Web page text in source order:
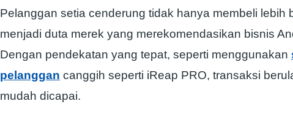
Pelanggan setia cenderung tidak hanya membeli lebih
menjadi duta merek yang merekomendasikan bisnis
Dengan pendekatan yang tepat, seperti menggunakan
pelanggan canggih seperti iReap PRO, transaksi
mudah dicapai.